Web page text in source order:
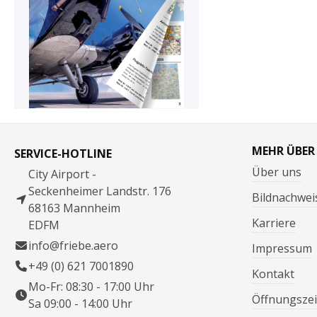
SERVICE-HOTLINE
City Airport -
Seckenheimer Landstr. 176
68163 Mannheim
EDFM
info@friebe.aero
+49 (0) 621 7001890
Mo-Fr: 08:30 - 17:00 Uhr
Sa 09:00 - 14:00 Uhr
MEHR ÜBER
Über uns
Karriere
Impressum
Kontakt